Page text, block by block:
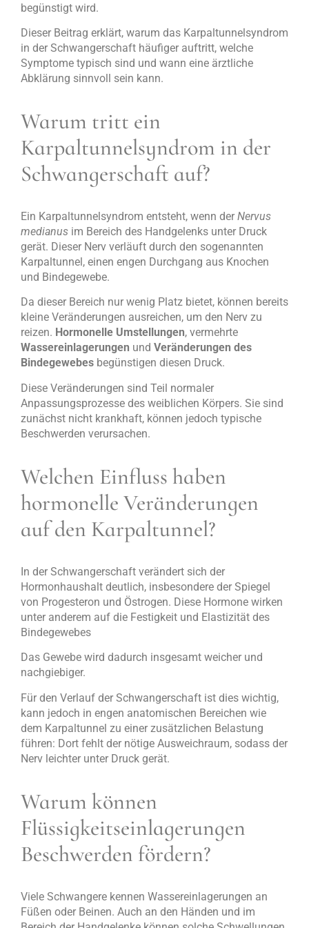
begünstigt wird.
Dieser Beitrag erklärt, warum das Karpaltunnelsyndrom
in der Schwangerschaft häufiger auftritt, welche
Symptome typisch sind und wann eine ärztliche
Abklärung sinnvoll sein kann.
Warum tritt ein
Karpaltunnelsyndrom in der
Schwangerschaft auf?
Ein Karpaltunnelsyndrom entsteht, wenn der Nervus
medianus im Bereich des Handgelenks unter Druck
gerät. Dieser Nerv verläuft durch den sogenannten
Karpaltunnel, einen engen Durchgang aus Knochen
und Bindegewebe.
Da dieser Bereich nur wenig Platz bietet, können bereits
kleine Veränderungen ausreichen, um den Nerv zu
reizen. Hormonelle Umstellungen, vermehrte
Wassereinlagerungen und Veränderungen des
Bindegewebes begünstigen diesen Druck.
Diese Veränderungen sind Teil normaler
Anpassungsprozesse des weiblichen Körpers. Sie sind
zunächst nicht krankhaft, können jedoch typische
Beschwerden verursachen.
Welchen Einfluss haben
hormonelle Veränderungen
auf den Karpaltunnel?
In der Schwangerschaft verändert sich der
Hormonhaushalt deutlich, insbesondere der Spiegel
von Progesteron und Östrogen. Diese Hormone wirken
unter anderem auf die Festigkeit und Elastizität des
Bindegewebes
Das Gewebe wird dadurch insgesamt weicher und
nachgiebiger.
Für den Verlauf der Schwangerschaft ist dies wichtig,
kann jedoch in engen anatomischen Bereichen wie
dem Karpaltunnel zu einer zusätzlichen Belastung
führen: Dort fehlt der nötige Ausweichraum, sodass der
Nerv leichter unter Druck gerät.
Warum können
Flüssigkeitseinlagerungen
Beschwerden fördern?
Viele Schwangere kennen Wassereinlagerungen an
Füßen oder Beinen. Auch an den Händen und im